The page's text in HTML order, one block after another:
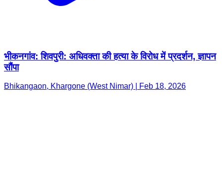
भीकनगांव: शिवपुरी: अधिवक्ता की हत्या के विरोध में प्रदर्शन, ज्ञापन
सौंपा
Bhikangaon, Khargone (West Nimar) | Feb 18, 2026